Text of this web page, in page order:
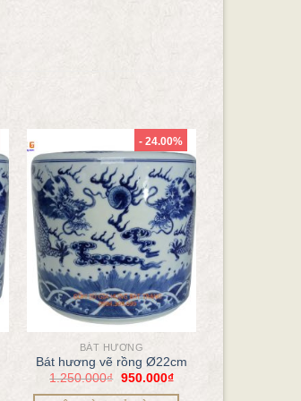
- 24.00%
BÁT HƯƠNG
Bát hương vẽ rồng Ø22cm
1.250.000₫ 950.000₫